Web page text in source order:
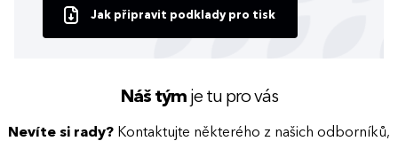
Jak připravit podklady pro tisk
Náš týmje tu pro vás
Nevíte si rady? Kontaktujte některého z našich odborníků,